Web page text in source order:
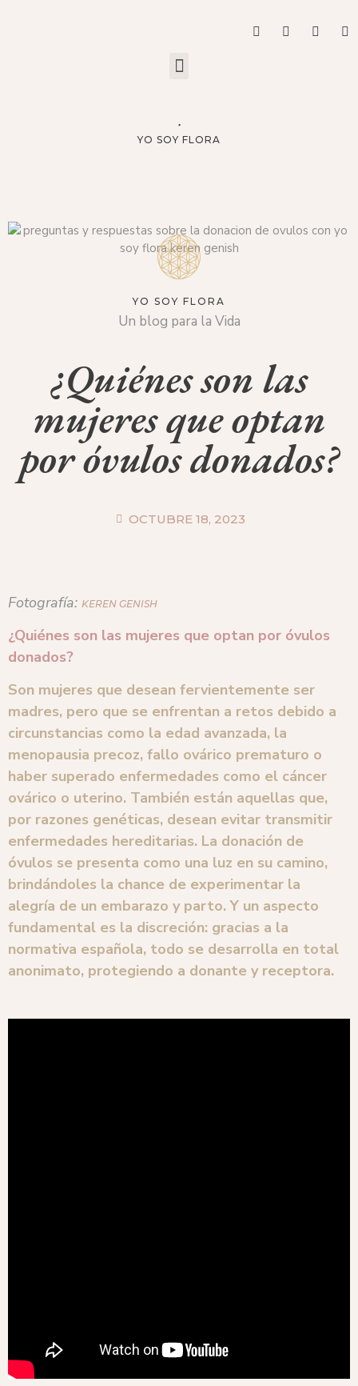
YO SOY FLORA
YO SOY FLORA
Un blog para la Vida
¿Quiénes son las
mujeres que optan
por óvulos donados?
OCTUBRE 18, 2023
Fotografía: KEREN GENISH
¿Quiénes son las mujeres que optan por óvulos
donados?
Son mujeres que desean fervientemente ser
madres, pero que se enfrentan a retos debido a
circunstancias como la edad avanzada, la
menopausia precoz, fallo ovárico prematuro o
haber superado enfermedades como el cáncer
ovárico o uterino. También están aquellas que,
por razones genéticas, desean evitar transmitir
enfermedades hereditarias. La donación de
óvulos se presenta como una luz en su camino,
brindándoles la chance de experimentar la
alegría de un embarazo y parto. Y un aspecto
fundamental es la discreción: gracias a la
normativa española, todo se desarrolla en total
anonimato, protegiendo a donante y receptora.